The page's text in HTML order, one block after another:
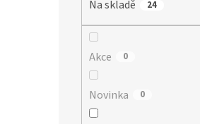
Na skladě 24
Akce 0
Novinka 0